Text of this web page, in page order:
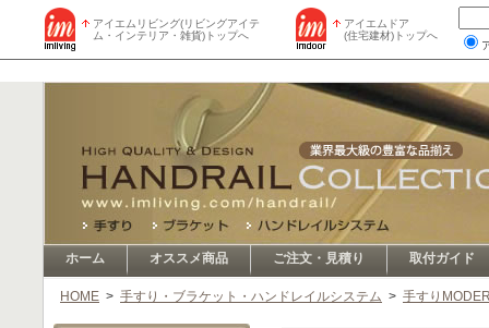
アイエムリビング(リビングアイテ
ム・インテリア・雑貨)トップへ
アイエムドア
(住宅建材)トップへ
ホーム オススメ商品 ご注文・見積り 取付ガイド
HOME > 手すり・ブラケット・ハンドレイルシステム > 手すり